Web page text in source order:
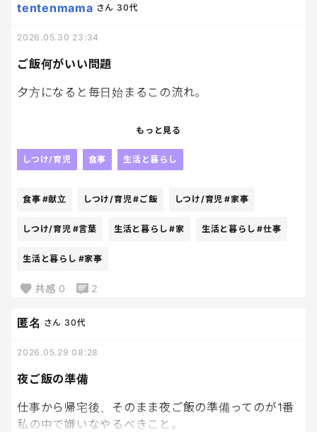
決して目立たないけれど、家の中を回しているのは
ご飯何がいい問題
tentenmama さん 30代
2026.05.30 23:34
夕方になると毎日始まるこの流れ。
「今日のご飯何がいい？」
まぁ、返ってくる答えはだいたい同じ。
「何でもいい」
その言葉を信じて作るじゃない？？
そーすると今度は、
「今日はそんな気分じゃなかった」
と言われるのだ😑
こっちは朝から仕事や家事をしながら献立を考えてる
んだぞ！？
もっと見る
しつけ/育児 食事 生活と暮らし
食事 #献立 しつけ/育児#ご飯 しつけ/育児 #家事
しつけ/育児 #言葉 生活と暮らし #家 生活と暮らし #仕事
生活と暮らし #家事
共感 0 2
夜ご飯の準備
匿名 さん 30代
2026.05.29 08:28
仕事から帰宅後、そのまま夜ご飯の準備ってのが1番
私の中で嫌いなやるべきこと。